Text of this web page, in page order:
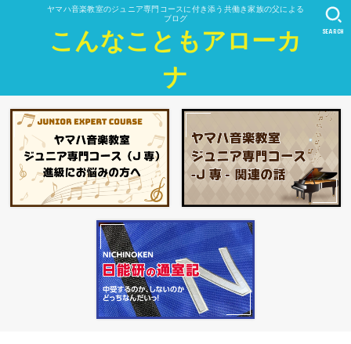
ヤマハ音楽教室のジュニア専門コースに付き添う共働き家族の父による
ブログ
こんなこともアローカ
ナ
SEARCH